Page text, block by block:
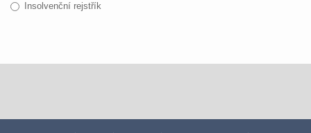
Insolvenční rejstřík